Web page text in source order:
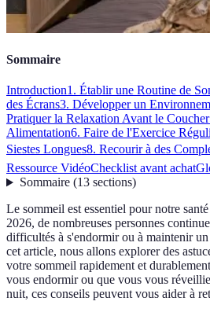
Sommaire
Introduction1. Établir une Routine de
des Écrans3. Développer un
Pratiquer la Relaxation Avant le Coucher
Alimentation6. Faire de l'Exercice
Siestes Longues8. Recourir à des
Ressource VidéoChecklist avant achat
Sommaire(13 sections)
Le sommeil est essentiel pour notre
2026, de nombreuses personnes
difficultés à s'endormir ou à maintenir
cet article, nous allons explorer des
votre sommeil rapidement et
vous endormir ou que vous vous
nuit, ces conseils peuvent vous aider à